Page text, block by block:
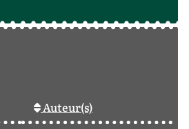
Auteur(s)